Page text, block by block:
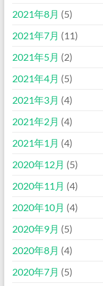
2021年8月 (5)
2021年7月 (11)
2021年5月 (2)
2021年4月 (5)
2021年3月 (4)
2021年2月 (4)
2021年1月 (4)
2020年12月 (5)
2020年11月 (4)
2020年10月 (4)
2020年9月 (5)
2020年8月 (4)
2020年7月 (5)